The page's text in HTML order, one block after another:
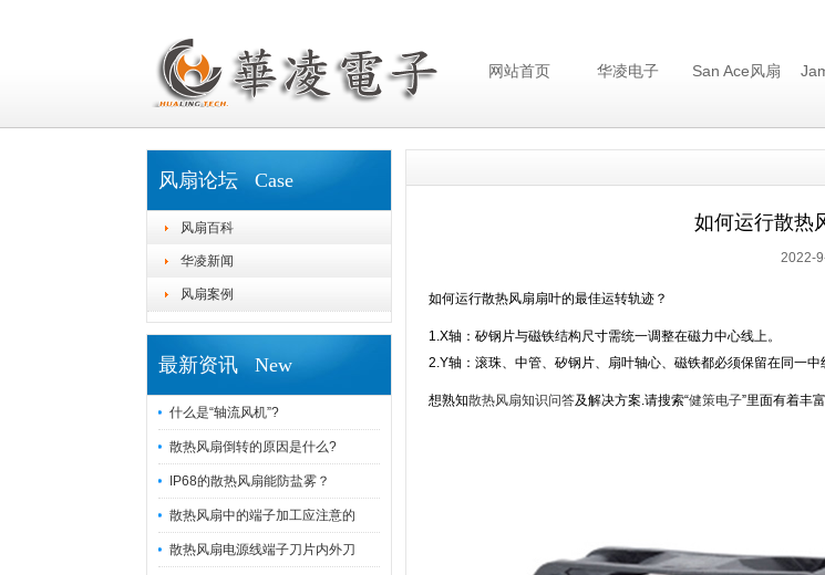
网站首页 华凌电子 San Ace风扇
风扇论坛 Case
风扇百科
华凌新闻
风扇案例
最新资讯 New
什么是“轴流风机”?
散热风扇倒转的原因是什么?
IP68的散热风扇能防盐雾？
散热风扇中的端子加工应注意的
散热风扇电源线端子刀片内外刀
如何运行散热
2022-
如何运行散热风扇扇叶的最佳运转轨迹？
1.X轴：矽钢片与磁铁结构尺寸需统一调整在磁力中心线上。
2.Y轴：滚珠、中管、矽钢片、扇叶轴心、磁铁都必须保留在同一中
想熟知散热风扇知识问答及解决方案.请搜索“健策电子”里面有着丰